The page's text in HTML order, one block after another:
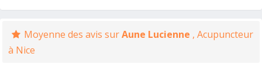
Moyenne des avis surAune Lucienne , Acupuncteur
à Nice